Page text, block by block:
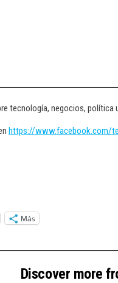
tecnología, negocios,
https://www.facebook.com/
Más
Discover more